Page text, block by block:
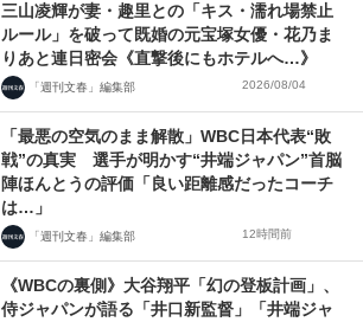
三山凌輝が妻・趣里との「キス・濡れ場禁止
ルール」を破って既婚の元宝塚女優・花乃ま
りあと連日密会《直撃後にもホテルへ…》
「週刊文春」編集部 2026/08/04
「最悪の空気のまま解散」WBC日本代表“敗
戦”の真実 選手が明かす“井端ジャパン”首脳
陣ほんとうの評価「良い距離感だったコーチ
は…」
「週刊文春」編集部 12時間前
《WBCの裏側》大谷翔平「幻の登板計画」、
侍ジャパンが語る「井口新監督」「井端ジャ